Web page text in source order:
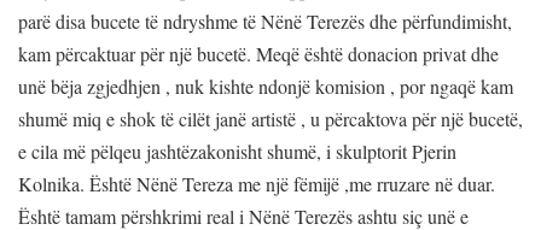
parë disa bucete të ndryshme të Nënë Terezës dhe përfundimisht,
kam përcaktuar për një bucetë. Meqë është donacion privat dhe
unë bëja zgjedhjen , nuk kishte ndonjë komision , por ngaqë kam
shumë miq e shok të cilët janë artistë , u përcaktova për një bucetë,
e cila më pëlqeu jashtëzakonisht shumë, i skulptorit Pjerin
Kolnika. Është Nënë Tereza me një fëmijë ,me rruzare në duar.
Është tamam përshkrimi real i Nënë Terezës ashtu siç unë e